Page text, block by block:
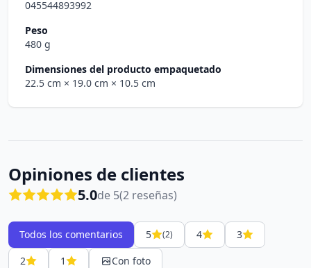
045544893992
Peso
480 g
Dimensiones del producto empaquetado
22.5 cm × 19.0 cm × 10.5 cm
Opiniones de clientes
5.0de 5(2 reseñas)
Todos los comentarios 5 (2) 4
3
2
1 Con foto